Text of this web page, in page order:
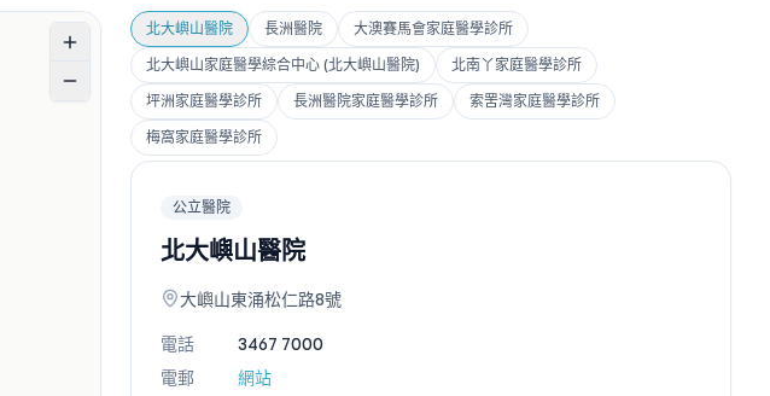
北大嶼山醫院 長洲醫院
大澳賽馬會家庭醫學診所
北大嶼山家庭醫學綜合中心 (北大嶼山醫院)
北南丫家庭醫學診所
坪洲家庭醫學診所
長洲醫院家庭醫學診所
索罟灣家庭醫學診所
梅窩家庭醫學診所
公立醫院
北大嶼山醫院
大嶼山東涌松仁路8號
電話
3467 7000
電郵
網站